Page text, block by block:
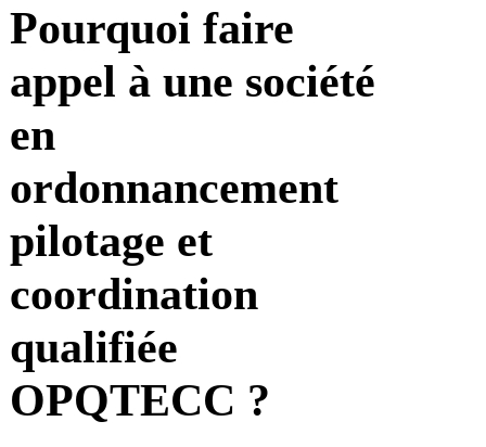
Pourquoi faire
appel à une société
en
ordonnancement
pilotage et
coordination
qualifiée
OPQTECC ?